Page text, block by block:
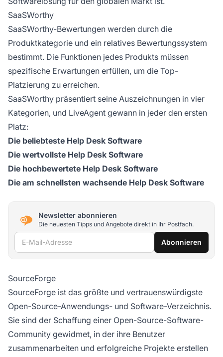
SaaSWorthy
SaaSWorthy-Bewertungen werden durch die
Produktkategorie und ein relatives Bewertungssystem
bestimmt. Die Funktionen jedes Produkts müssen
spezifische Erwartungen erfüllen, um die Top-
Platzierung zu erreichen.
SaaSWorthy präsentiert seine Auszeichnungen in vier
Kategorien, und LiveAgent gewann in jeder den ersten
Platz:
Die beliebteste Help Desk Software
Die wertvollste Help Desk Software
Die hochbewertete Help Desk Software
Die am schnellsten wachsende Help Desk Software
Newsletter abonnieren
Die neuesten Tipps und Angebote direkt in Ihr Postfach.
E-Mail-Adresse Abonnieren
SourceForge
SourceForge ist das größte und vertrauenswürdigste
Open-Source-Anwendungs- und Software-Verzeichnis.
Sie sind der Schaffung einer Open-Source-Software-
Community gewidmet, in der ihre Benutzer
zusammenarbeiten und erfolgreiche Projekte erstellen